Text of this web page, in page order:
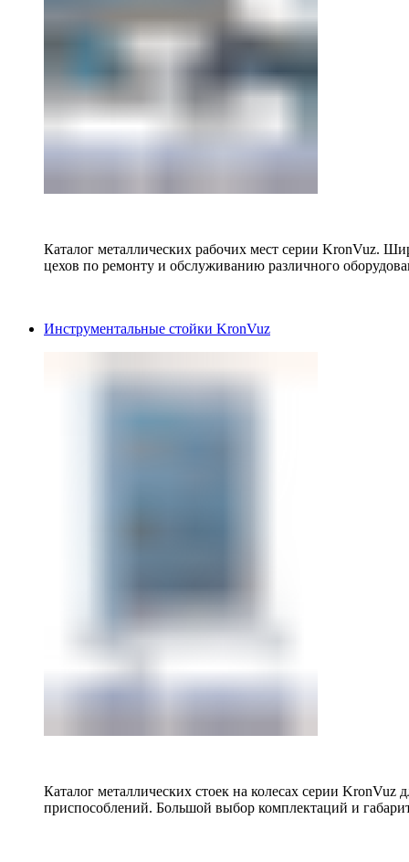
Каталог металлических рабочих мест серии KronVuz.
цехов по ремонту и обслуживанию различного
Инструментальные стойки KronVuz
Каталог металлических стоек на колесах серии KronVuz
приспособлений. Большой выбор комплектаций и